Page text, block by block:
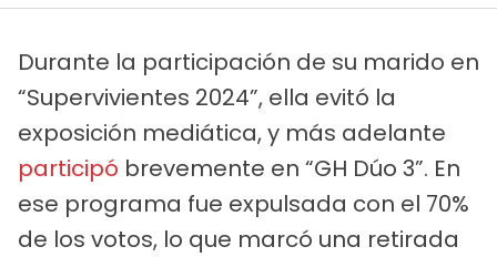
Durante la participación de su marido en
“Supervivientes 2024”, ella evitó la
exposición mediática, y más adelante
participó brevemente en “GH Dúo 3”. En
ese programa fue expulsada con el 70%
de los votos, lo que marcó una retirada